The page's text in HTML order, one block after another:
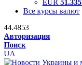
EUR
Все курсы валют
44.4853
Авторизация
Поиск
UA